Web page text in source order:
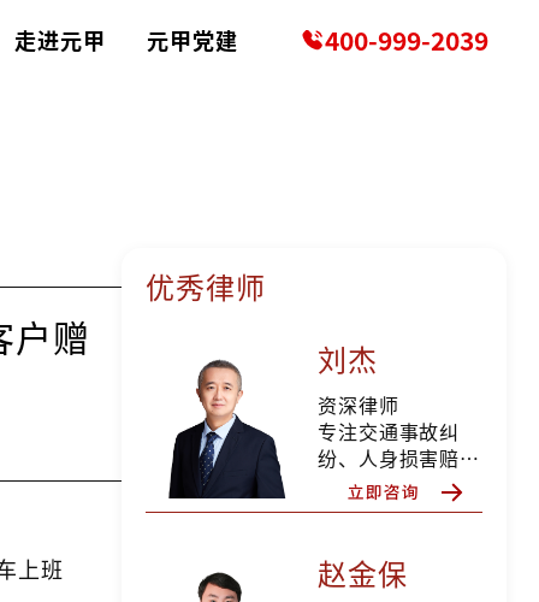
走进元甲 元甲党建 400-999-2039
户赠
上班
优秀律师
刘杰
资深律师
专注交通事故纠
纷、人身损害赔偿
赵金保